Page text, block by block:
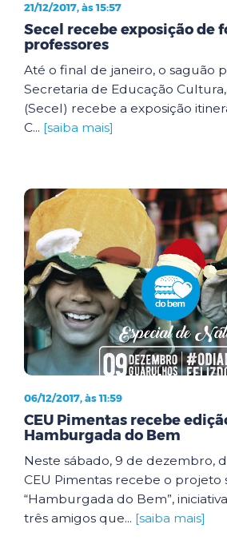
21/12/2017, às 15:57
Secel recebe exposição de
professores
Até o final de janeiro, o saguão
Secretaria de Educação
(Secel) recebe a exposição
C... [saiba mais]
06/12/2017, às 11:59
CEU Pimentas recebe
Hamburgada do Bem
Neste sábado, 9 de dezembro,
CEU Pimentas recebe o projeto
“Hamburgada do Bem”,
três amigos que... [saiba mais]